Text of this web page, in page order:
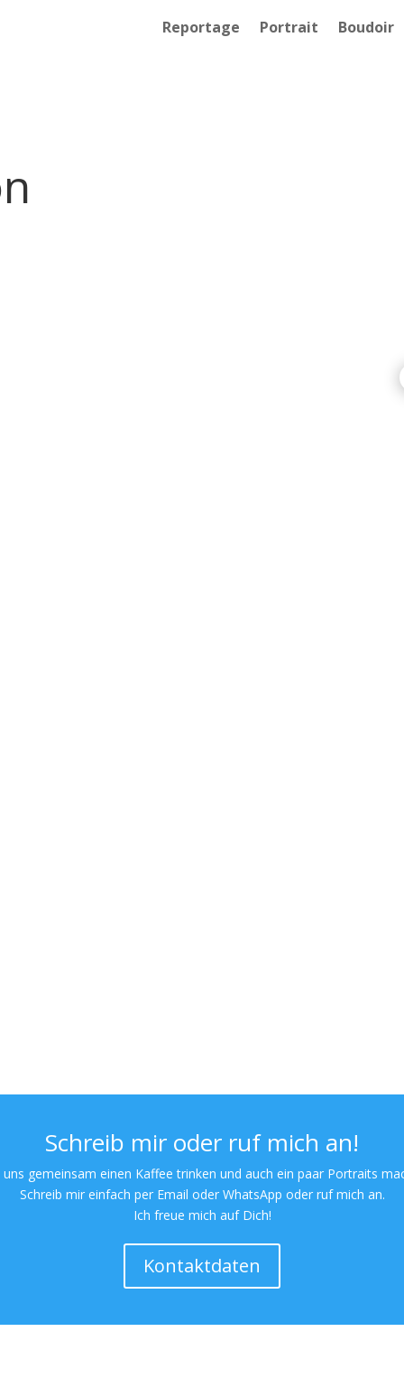
Reportage Portrait Boudoir
Schreib mir oder ruf mich an!
uns gemeinsam einen Kaffee trinken und auch ein paar Portraits
Schreib mir einfach per Email oder WhatsApp oder ruf mich an.
Ich freue mich auf Dich!
Kontaktdaten